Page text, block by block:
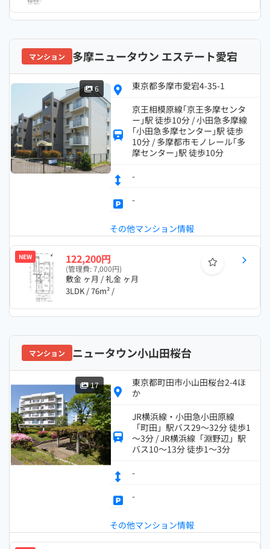
マンション 多摩ニュータウン エステート愛宕
6
東京都多摩市愛宕4-35-1
京王相模原線｢京王多摩センタ
ー｣駅 徒歩10分 / 小田急多摩線
｢小田急多摩センター｣駅 徒歩
10分 / 多摩都市モノレール｢多
摩センター｣駅 徒歩10分
-
-
その他マンション情報
NEW 122,200円
(管理費: 7,000円)
敷金 ヶ月 / 礼金 ヶ月
3LDK / 76m² /
マンション ニュータウン小山田桜台
17
東京都町田市小山田桜台2-4ほ
か
JR横浜線・小田急小田原線
「町田」駅バス29～32分 徒歩1
～3分 / JR横浜線「淵野辺」駅
バス10～13分 徒歩1～3分
-
-
その他マンション情報